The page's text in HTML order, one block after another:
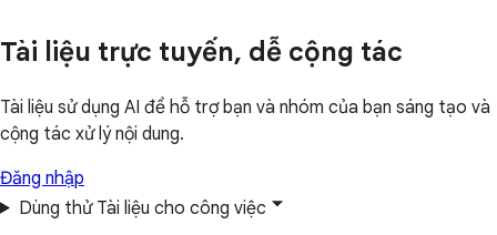
Tài liệu trực tuyến, dễ cộng tác
Tài liệu sử dụng AI để hỗ trợ bạn và nhóm của bạn sáng tạo và
cộng tác xử lý nội dung.
Đăng nhập
Dùng thử Tài liệu cho công việc